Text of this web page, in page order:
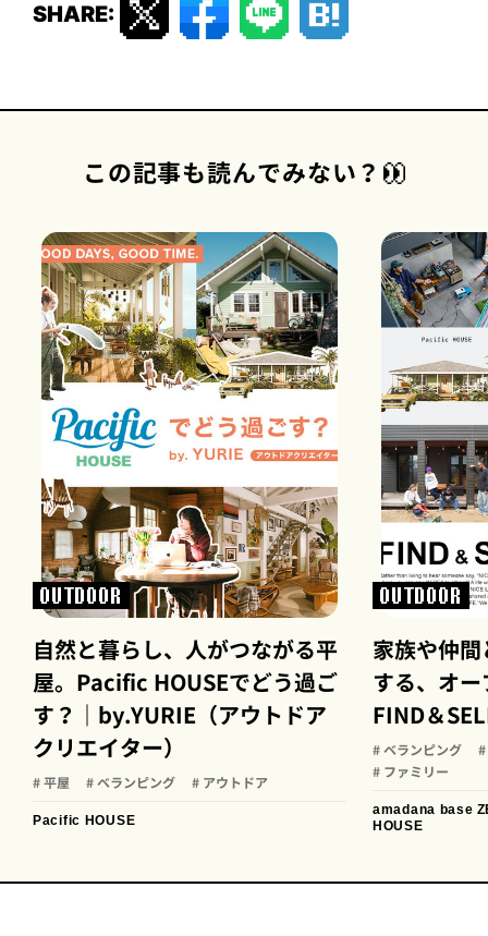
SHARE:
この記事も読んでみない？
OUTDOOR
自然と暮らし、人がつながる平
屋。Pacific HOUSEでどう過ご
す？｜by.YURIE（アウトドア
クリエイター）
# 平屋 # ベランピング # アウトドア
Pacific HOUSE
OUTDOOR
家族や仲
する、オ
FIND＆
# ベランピング
# ファミリー
amadana base
HOUSE